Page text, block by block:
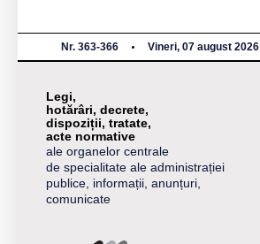
Nr. 363-366 Vineri, 07 august 2026
Legi,
hotărâri, decrete,
dispoziții, tratate,
acte normative
ale organelor centrale
de specialitate ale administrației
publice, informații, anunțuri,
comunicate